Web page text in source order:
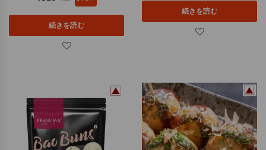
続きを読む
続きを読む